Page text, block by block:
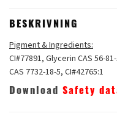
BESKRIVNING
Pigment & Ingredients:
CI#77891, Glycerin CAS 56-
CAS 7732-18-5, CI#42765:1
Download Safety